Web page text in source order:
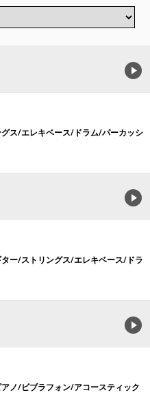
ス/エレキベース/ドラム/パーカッシ
ー/ストリングス/エレキベース/ドラ
ノ/ビブラフォン/アコースティック